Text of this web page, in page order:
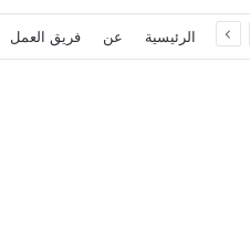
الرئيسية عن فريق العمل